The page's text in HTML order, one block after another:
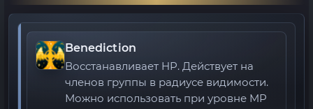
Benediction
Восстанавливает HP. Действует на
членов группы в радиусе видимости.
Можно использовать при уровне MP